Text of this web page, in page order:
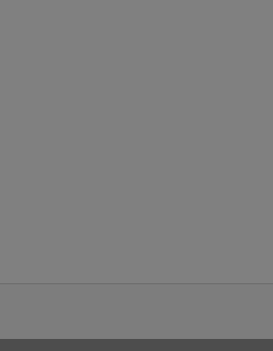
(#)